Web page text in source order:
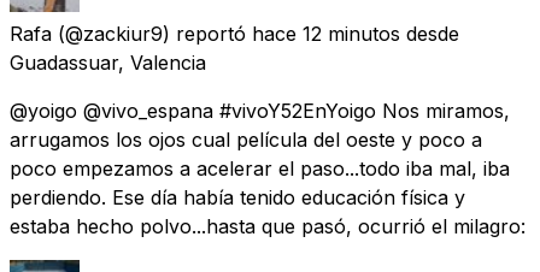
Rafa (@zackiur9) reportó hace 12 minutos desde
Guadassuar, Valencia
@yoigo @vivo_espana #vivoY52EnYoigo Nos miramos,
arrugamos los ojos cual película del oeste y poco a
poco empezamos a acelerar el paso...todo iba mal, iba
perdiendo. Ese día había tenido educación física y
estaba hecho polvo...hasta que pasó, ocurrió el milagro: